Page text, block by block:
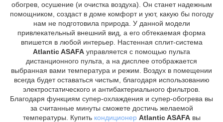
обогрев, осушение (и очистка воздуха). Он станет надежным
помощником, создаст в доме комфорт и уют, какую бы погоду
нам не подготовила природа. У данной модели
привлекательный внешний вид, а его обтекаемая форма
впишется в любой интерьер. Настенная сплит-система
Atlantic ASAFA управляется с помощью пульта
дистанционного пульта, а на дисплее отображается
выбранная вами температура и режим. Воздух в помещении
всегда будет оставаться чистым, благодаря использованию
электростатического и антибактериального фильтров.
Благодаря функциям супер-охлаждения и супер-обогрева вы
за считанные минуты сможете достичь желаемой
температуры. Купить кондиционер Atlantic ASAFAвы